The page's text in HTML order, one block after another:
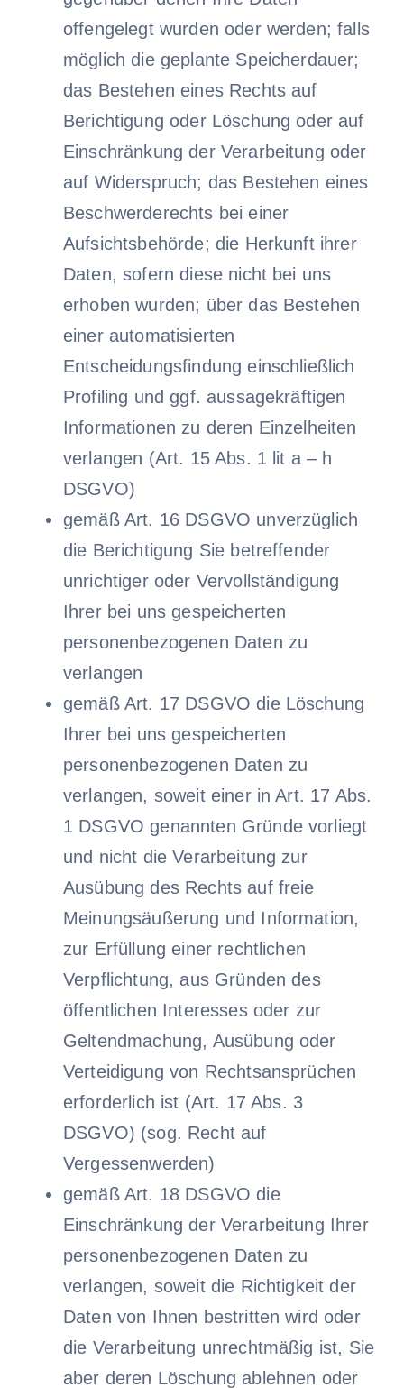
offengelegt wurden oder werden; falls
möglich die geplante Speicherdauer;
das Bestehen eines Rechts auf
Berichtigung oder Löschung oder auf
Einschränkung der Verarbeitung oder
auf Widerspruch; das Bestehen eines
Beschwerderechts bei einer
Aufsichtsbehörde; die Herkunft ihrer
Daten, sofern diese nicht bei uns
erhoben wurden; über das Bestehen
einer automatisierten
Entscheidungsfindung einschließlich
Profiling und ggf. aussagekräftigen
Informationen zu deren Einzelheiten
verlangen (Art. 15 Abs. 1 lit a – h
DSGVO)
gemäß Art. 16 DSGVO unverzüglich
die Berichtigung Sie betreffender
unrichtiger oder Vervollständigung
Ihrer bei uns gespeicherten
personenbezogenen Daten zu
verlangen
gemäß Art. 17 DSGVO die Löschung
Ihrer bei uns gespeicherten
personenbezogenen Daten zu
verlangen, soweit einer in Art. 17 Abs.
1 DSGVO genannten Gründe vorliegt
und nicht die Verarbeitung zur
Ausübung des Rechts auf freie
Meinungsäußerung und Information,
zur Erfüllung einer rechtlichen
Verpflichtung, aus Gründen des
öffentlichen Interesses oder zur
Geltendmachung, Ausübung oder
Verteidigung von Rechtsansprüchen
erforderlich ist (Art. 17 Abs. 3
DSGVO) (sog. Recht auf
Vergessenwerden)
gemäß Art. 18 DSGVO die
Einschränkung der Verarbeitung Ihrer
personenbezogenen Daten zu
verlangen, soweit die Richtigkeit der
Daten von Ihnen bestritten wird oder
die Verarbeitung unrechtmäßig ist, Sie
aber deren Löschung ablehnen oder